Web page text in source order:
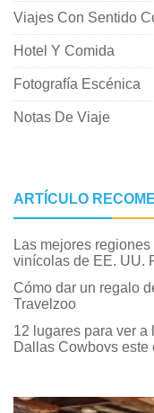
Viajes Con Sentido
Hotel Y Comida
Fotografía Escénica
Notas De Viaje
ARTÍCULO
Las mejores regiones
vinícolas de EE. UU.
visitar este otoño
Cómo dar un regalo
Travelzoo
12 lugares para ver a
Dallas Cowboys este